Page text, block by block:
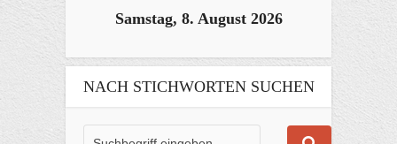
Samstag, 8. August 2026
NACH STICHWORTEN SUCHEN